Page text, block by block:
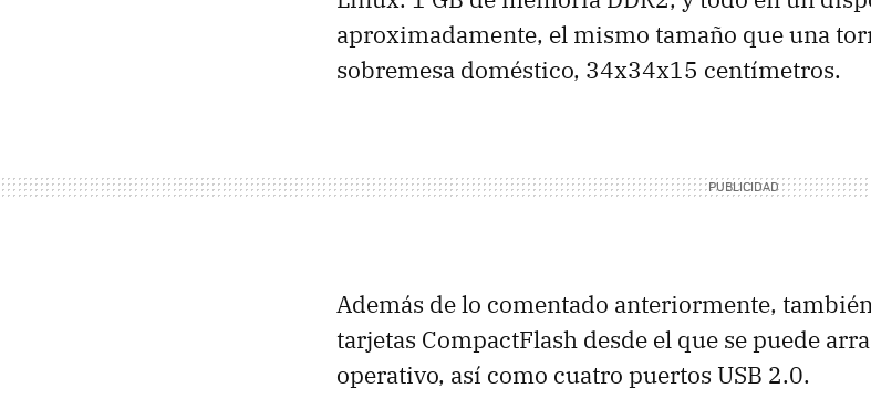
aproximadamente, el mismo tamaño que una
sobremesa doméstico, 34x34x15 centímetros.
Además de lo comentado anteriormente,
tarjetas CompactFlash desde el que se puede
operativo, así como cuatro puertos USB 2.0.